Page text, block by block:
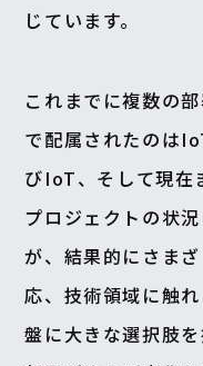
じています。
これまでに複数の
で配属されたのは
びIoT、そして現
プロジェクトの状
が、結果的にさま
応、技術領域に触
盤に大きな選択肢